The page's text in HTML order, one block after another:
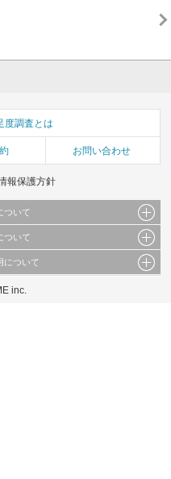
度調査とは
お問い合わせ
報保護方針
ついて
ラスト、画像データ等）及びこれらの配
などの二次利用を行うことは固く禁じて
ついて
利用者が提出された見解・感想です。
た上でご覧ください。
について
わせたコンテンツや広告の表示、ソー
inc.